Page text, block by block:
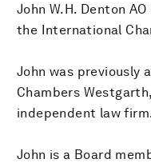
John W.H. Denton
the International
John was previously
Chambers
independent law
John is a Board